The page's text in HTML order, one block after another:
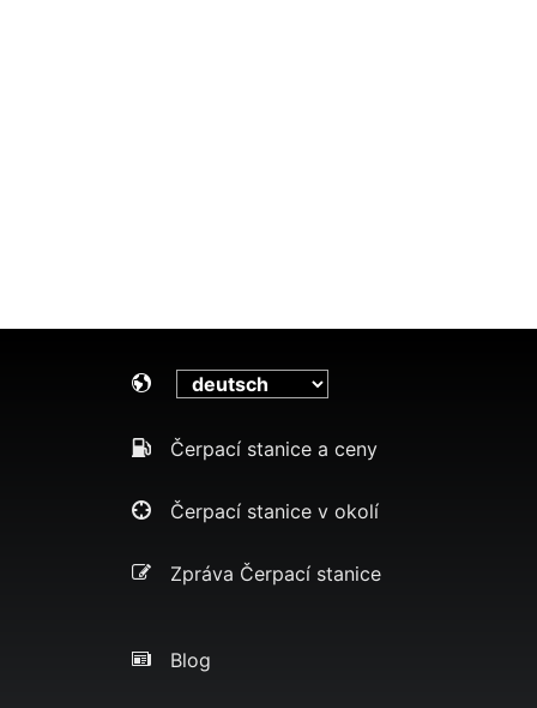
Čerpací stanice a ceny
Čerpací stanice v okolí
Zpráva Čerpací stanice
Blog